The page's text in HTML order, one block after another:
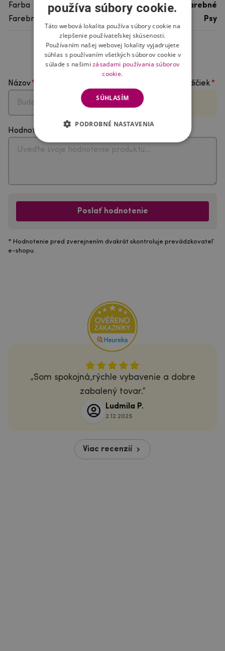
Farba
viacfarebné
Farebný motív
Psy
Hodnotenie produktu
Názov Vyberte počet hviezdičiek
Hodnotenie
Poslať hodnotenie
* Hodnotenie pred zverejnením dvakrát skontroluje prevádzkovateľ
e-shopu.
Som spokojná,rýchle vybavenie a dobre
zabalený tovar.
Ludmila P.
2.12.2025
Viac recenzií
používa súbory cookie.
Táto webová lokalita používa súbory cookie na
zlepšenie používateľskej skúsenosti.
Používaním našej webovej lokality vyjadrujete
súhlas s používaním všetkých súborov cookie v
súlade s našimizásadami používania súborov
cookie.
SÚHLASÍM
PODROBNÉ NASTAVENIA